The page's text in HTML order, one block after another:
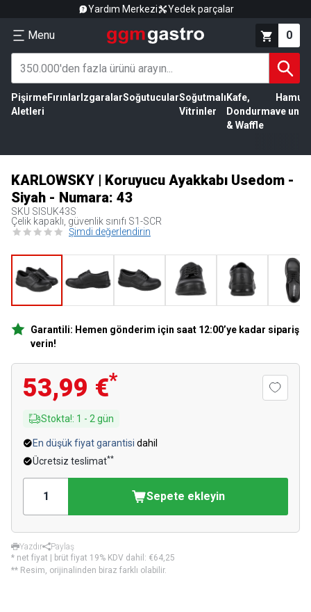
Yardım Merkezi Yedek parçalar
Menu 0
Pişirme
Aletleri
Fırınlar IzgaralarSoğutucularSoğutmalı
Vitrinler
Kafe,
Dondurma
& Waffle
Hamur
ve un
KARLOWSKY | Koruyucu Ayakkabı Usedom -
Siyah - Numara: 43
SKU SISUK43S
Çelik kapaklı, güvenlik sınıfı S1-SCR
Şimdi değerlendirin
Garantili: Hemen gönderim için saat 12:00’ye kadar sipariş
verin!
53,99 €*
Stokta!: 1 - 2 gün
En düşük fiyat garantisi dahil
Ücretsiz teslimat**
Sepete ekleyin
Yazdır
Paylaş
* net fiyat | brüt fiyat 19% KDV dahil: €64,25
** Resim, orijinalinden biraz farklı olabilir.